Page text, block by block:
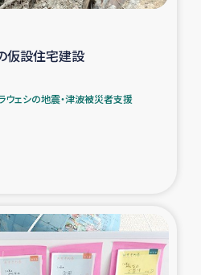
シリア難民支援事業
ェシの地震・津波被災者支援
ブ県帰還民の生活再建支援
南部洪水被災者支援
なぐサリー・リサイクル・プロ
仮設住宅建設
ウェシの地震・津波被災者支援